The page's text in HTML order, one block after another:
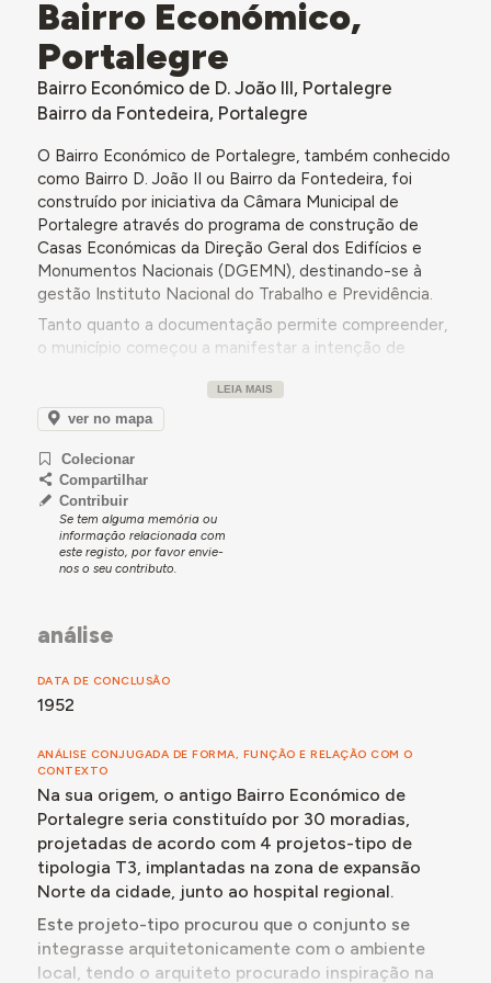
Bairro Económico,
Portalegre
Bairro Económico de D. João III, Portalegre
Bairro da Fontedeira, Portalegre
O Bairro Económico de Portalegre, também conhecido
como Bairro D. João II ou Bairro da Fontedeira, foi
construído por iniciativa da Câmara Municipal de
Portalegre através do programa de construção de
Casas Económicas da Direção Geral dos Edifícios e
Monumentos Nacionais (DGEMN), destinando-se à
gestão Instituto Nacional do Trabalho e Previdência.
Tanto quanto a documentação permite compreender,
o município começou a manifestar a intenção de
solicitando uma visita da DGEMN para a escolha do
terreno a implantar o futuro bairro - de acordo com o
1937 pelo Arq. Miguel Jacobetty.
Definida a localização do bairro e realizado um
inquérito habitacional em 1946, em 1947 é elaborado
pelo Arq. Vasco de Morais Palmeiro um anteprojeto de
um bairro de 50 casas económicas - ainda que mais
propõe-se a executar o projeto de urbanização do
valor de 40.000$00.
empreiteiro Demétrio Pinto Bandeira, pelo valor de
1.380.000$00.
Em janeiro de 1949, dar-se-ia início à obra.
Assim, em abril de 1949 o Ministério das Obras Públicas
concederia à Direção Geral dos Edifícios e
Monumentos Nacionais uma comparticipação no valor
de 310.000$00, através do Fundo de Desemprego,
para a construção do Bairro Económico de Portalegre
- orçado em 1.531.000$00.
LEIA MAIS
ver no mapa
Colecionar
Compartilhar
Contribuir
Se tem alguma memória ou
informação relacionada com
este registo, por favor envie-
nos o seu contributo.
análise
DATA DE CONCLUSÃO
1952
ANÁLISE CONJUGADA DE FORMA, FUNÇÃO E RELAÇÃO COM O
CONTEXTO
Na sua origem, o antigo Bairro Económico de
Portalegre seria constituído por 30 moradias,
projetadas de acordo com 4 projetos-tipo de
tipologia T3, implantadas na zona de expansão
Norte da cidade, junto ao hospital regional.
Este projeto-tipo procurou que o conjunto se
integrasse arquitetonicamente com o ambiente
local, tendo o arquiteto procurado inspiração na